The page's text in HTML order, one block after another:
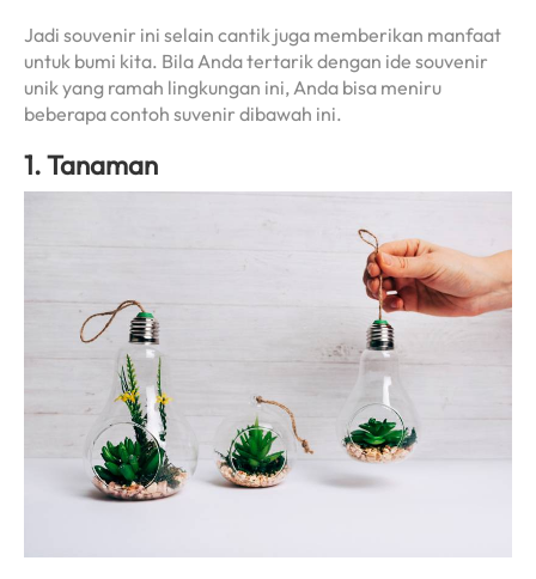
Jadi souvenir ini selain cantik juga memberikan manfaat
untuk bumi kita. Bila Anda tertarik dengan ide souvenir
unik yang ramah lingkungan ini, Anda bisa meniru
beberapa contoh suvenir dibawah ini.
1. Tanaman